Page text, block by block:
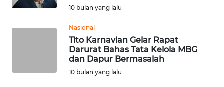
10 bulan yang lalu
Nasional
Tito Karnavian Gelar Rapat
Darurat Bahas Tata Kelola MBG
dan Dapur Bermasalah
10 bulan yang lalu